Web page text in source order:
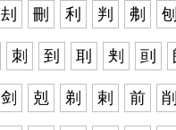
刦 刪 利 判 刜
刺 到 刵 刾 刯
剑 剋 剃 剌 前